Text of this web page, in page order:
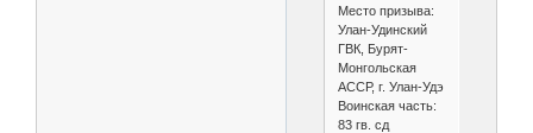
Место призыва:
Улан-Удинский
ГВК, Бурят-
Монгольская
АССР, г. Улан-Удэ
Воинская часть:
83 гв. сд